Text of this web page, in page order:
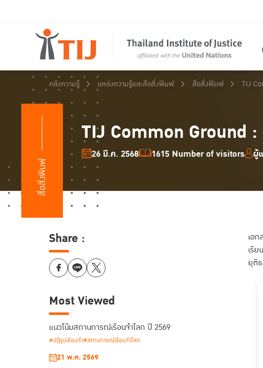
คลังความรู้ แหล่งความรู้และสื่อสิ่งพิมพ์ สื่อสิ่งพิมพ์ TIJ
สื่อสิ่งพิมพ์
TIJ Common Ground
26 มี.ค. 2568 1615 Number of visitors ผู้
เอ
เรี
ยุติ
Share :
Most Viewed
แนวโน้มสถานการณ์เรือนจำโลก ปี 2569
#ปฏิรูปเรือนจำ#สถานการณ์เรือนจำโลก
21 พ.ค. 2569